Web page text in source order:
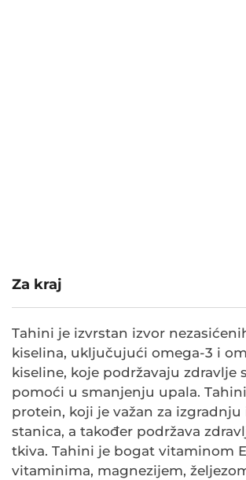
Za kraj
Tahini je izvrstan izvor
kiselina, uključujući omega-3 i
kiseline, koje podržavaju zdravlje
pomoći u smanjenju upala.
protein, koji je važan za izgradnju
stanica, a također podržava
tkiva. Tahini je bogat vitaminom
vitaminima, magnezijem,